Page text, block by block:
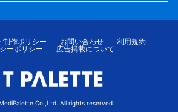
制作ポリシー お問い合わせ
利用規約
ーポリシー
広告掲載について
Co.,Ltd. All rights reserved.